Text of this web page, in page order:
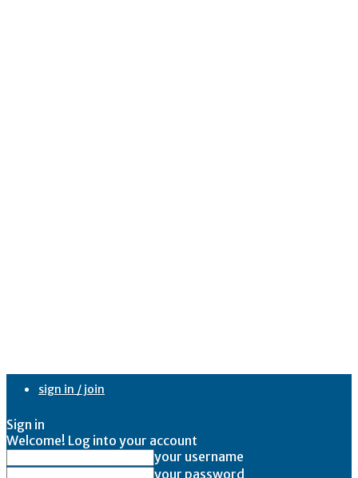
sign in / join
Sign in
Welcome! Log into your account
your username
your password